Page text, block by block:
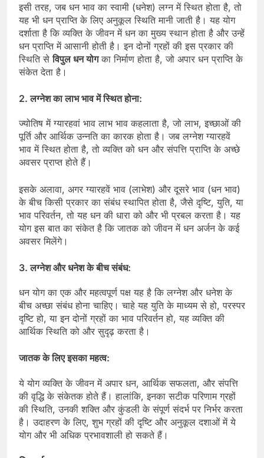
इसी तरह, जब धन भाव का स्वामी (धनेश) लग्न में स्थित होता है, तो
यह भी धन प्राप्ति के लिए अनुकूल स्थिति मानी जाती है। यह योग
दर्शाता है कि व्यक्ति के जीवन में धन का मुख्य स्थान होता है और उन्हें
धन प्राप्ति में आसानी होती है। इन दोनों ग्रहों की इस प्रकार की
स्थिति सेविपुल धन योगका निर्माण होता है, जो अपार धन प्राप्ति के
संकेत देता है।
2.लग्नेश का लाभ भाव में स्थित होना:
ज्योतिष में ग्यारहवां भाव लाभ भाव कहलाता है, जो लाभ, इच्छाओं की
पूर्ति और आर्थिक उन्नति का कारक होता है। जब लग्नेश ग्यारहवें
भाव में स्थित होता है, तो व्यक्ति को धन और संपत्ति प्राप्ति के अच्छे
अवसर प्राप्त होते हैं।
इसके अलावा, अगर ग्यारहवें भाव (लाभेश) और दूसरे भाव (धन भाव)
के बीच किसी प्रकार का संबंध स्थापित होता है, जैसे दृष्टि, युति, या
भाव परिवर्तन, तो यह धन की धारा को और भी प्रबल करता है। यह
योग इस बात का संकेत है कि जातक को जीवन में धन अर्जन के कई
अवसर मिलेंगे।
3.लग्नेश और धनेश के बीच संबंध:
धन योग का एक और महत्वपूर्ण पक्ष यह है कि लग्नेश और धनेश के
बीच अच्छा संबंध होना चाहिए। चाहे यह युति के माध्यम से हो, परस्पर
दृष्टि हो, या इन दोनों ग्रहों का भाव परिवर्तन हो, यह व्यक्ति की
आर्थिक स्थिति को और सुदृढ़ करता है।
जातक के लिए इसका महत्व:
ये योग व्यक्ति के जीवन में अपार धन, आर्थिक सफलता, और संपत्ति
की वृद्धि के संकेतक होते हैं। हालांकि, इनका सटीक परिणाम ग्रहों
की स्थिति, उनकी शक्ति और कुंडली के संपूर्ण संदर्भ पर निर्भर करता
है। उदाहरण के लिए, शुभ ग्रहों की दृष्टि और अनुकूल दशाओं में ये
योग और भी अधिक प्रभावशाली हो सकते हैं।